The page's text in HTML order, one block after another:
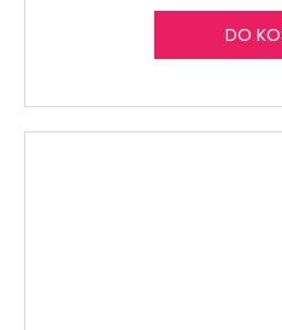
DO